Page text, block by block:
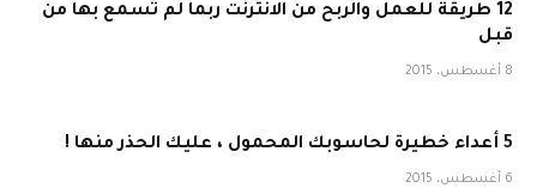
12 طريقة للعمل والربح من الانترنت ربما لم تسمع بها من
قبل
8 أغسطس، 2015
5 أعداء خطيرة لحاسوبك المحمول ، عليك الحذر منها !
6 أغسطس، 2015